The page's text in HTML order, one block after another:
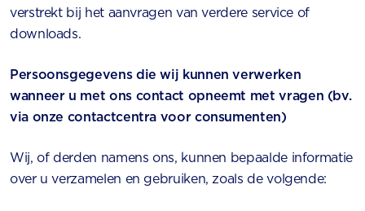
verstrekt bij het aanvragen van verdere service of
downloads.
Persoonsgegevens die wij kunnen verwerken
wanneer u met ons contact opneemt met vragen (bv.
via onze contactcentra voor consumenten)
Wij, of derden namens ons, kunnen bepaalde informatie
over u verzamelen en gebruiken, zoals de volgende: